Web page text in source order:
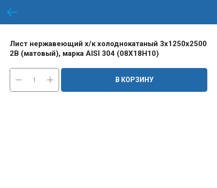
Лист нержавеющий х/к холоднокатаный 3х1250х2500
2B (матовый), марка AISI 304 (08Х18Н10)
В КОРЗИНУ